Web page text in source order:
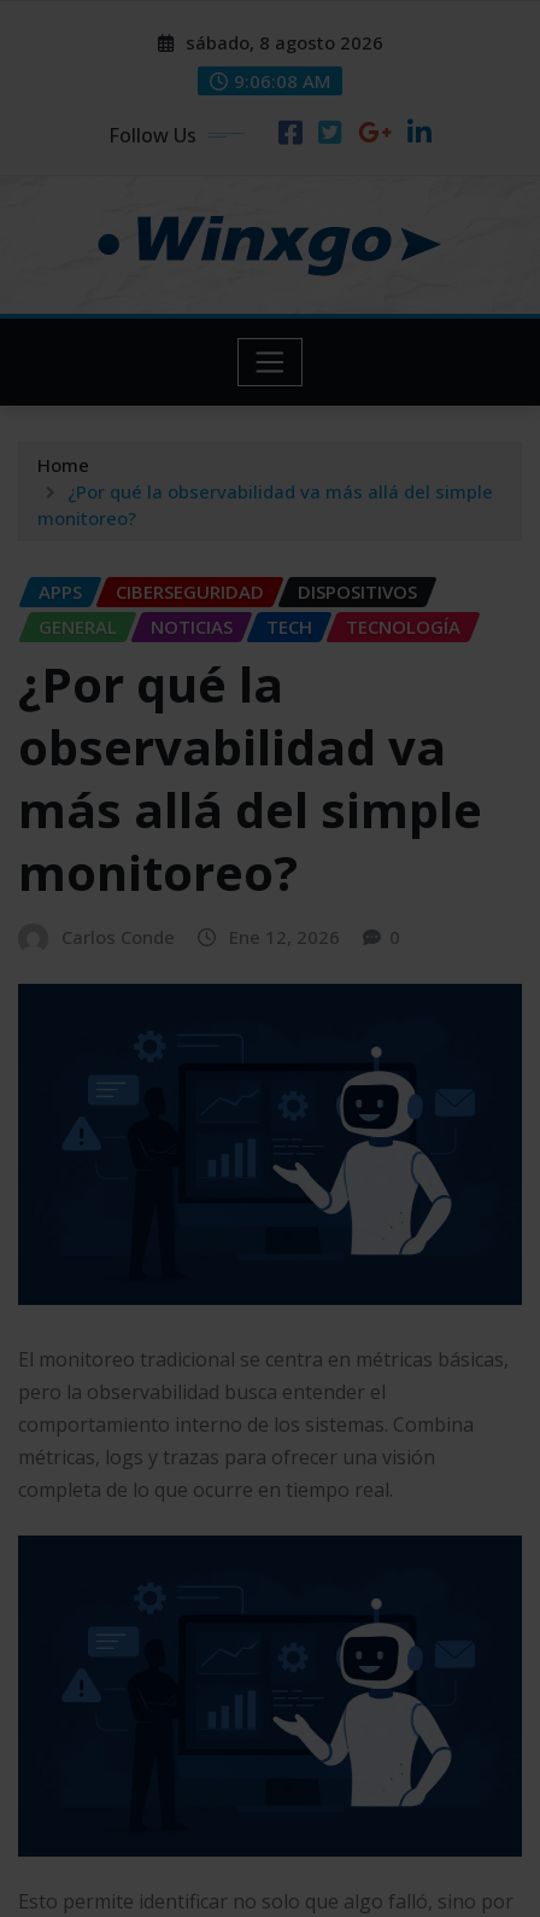
sábado, 8 agosto 2026
9:06:09 AM
Follow Us
Home
¿Por qué la observabilidad va más allá del simple
monitoreo?
APPS CIBERSEGURIDAD
DISPOSITIVOS
GENERAL
NOTICIAS TECH TECNOLOGÍA
¿Por qué la
observabilidad va
más allá del simple
monitoreo?
Carlos Conde Ene 12, 2026 0
El monitoreo tradicional se centra en métricas básicas,
pero la observabilidad busca entender el
comportamiento interno de los sistemas. Combina
métricas, logs y trazas para ofrecer una visión
completa de lo que ocurre en tiempo real.
Esto permite identificar no solo que algo falló, sino por